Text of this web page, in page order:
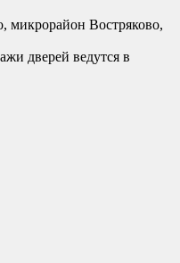
микрорайон Востряково,
дверей ведутся в